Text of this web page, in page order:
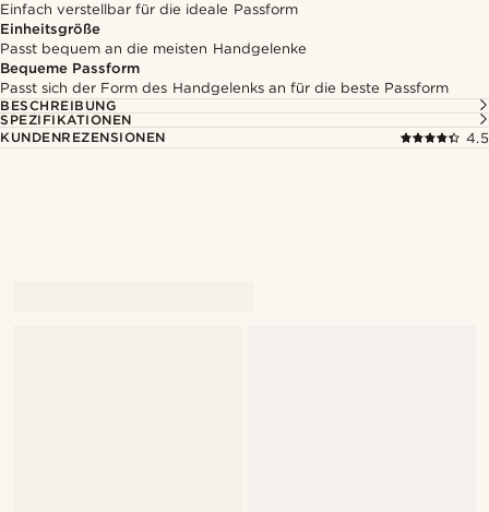
Einfach verstellbar für die ideale Passform
Einheitsgröße
Passt bequem an die meisten Handgelenke
Bequeme Passform
Passt sich der Form des Handgelenks an für die beste Passform
BESCHREIBUNG
SPEZIFIKATIONEN
KUNDENREZENSIONEN
4.5